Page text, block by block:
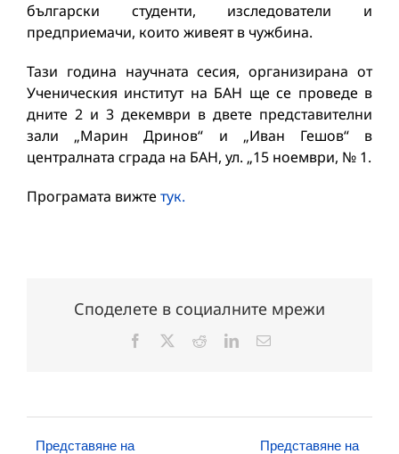
български студенти, изследователи и
предприемачи, които живеят в чужбина.
Тази година научната сесия, организирана от
Ученическия институт на БАН ще се проведе в
дните 2 и 3 декември в двете представителни
зали „Марин Дринов“ и „Иван Гешов“ в
централната сграда на БАН, ул. „15 ноември, № 1.
Програмата вижте тук.
Споделете в социалните мрежи
Facebook RedditLinkedInЕлектронна
Представяне на
Представяне на